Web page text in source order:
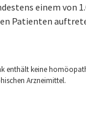
einem von
Patienten
enthält keine
Arzneimittel.